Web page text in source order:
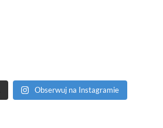
Obserwuj na Instagramie